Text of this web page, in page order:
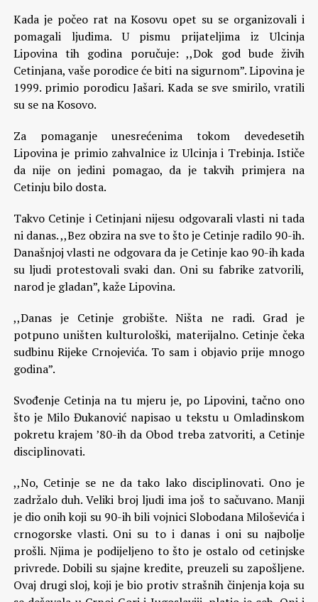
Kada je počeo rat na Kosovu opet su se organizovali i
pomagali ljudima. U pismu prijateljima iz Ulcinja
Lipovina tih godina poručuje: ,,Dok god bude živih
Cetinjana, vaše porodice će biti na sigurnom”. Lipovina je
1999. primio porodicu Jašari. Kada se sve smirilo, vratili
su se na Kosovo.
Za pomaganje unesrećenima tokom devedesetih
Lipovina je primio zahvalnice iz Ulcinja i Trebinja. Ističe
da nije on jedini pomagao, da je takvih primjera na
Cetinju bilo dosta.
Takvo Cetinje i Cetinjani nijesu odgovarali vlasti ni tada
ni danas. ,,Bez obzira na sve to što je Cetinje radilo 90-ih.
Današnjoj vlasti ne odgovara da je Cetinje kao 90-ih kada
su ljudi protestovali svaki dan. Oni su fabrike zatvorili,
narod je gladan”, kaže Lipovina.
,,Danas je Cetinje grobište. Ništa ne radi. Grad je
potpuno uništen kulturološki, materijalno. Cetinje čeka
sudbinu Rijeke Crnojevića. To sam i objavio prije mnogo
godina”.
Svođenje Cetinja na tu mjeru je, po Lipovini, tačno ono
što je Milo Đukanović napisao u tekstu u Omladinskom
pokretu krajem ’80-ih da Obod treba zatvoriti, a Cetinje
disciplinovati.
,,No, Cetinje se ne da tako lako disciplinovati. Ono je
zadržalo duh. Veliki broj ljudi ima još to sačuvano. Manji
je dio onih koji su 90-ih bili vojnici Slobodana Miloševića i
crnogorske vlasti. Oni su to i danas i oni su najbolje
prošli. Njima je podijeljeno to što je ostalo od cetinjske
privrede. Dobili su sjajne kredite, preuzeli su zapošljene.
Ovaj drugi sloj, koji je bio protiv strašnih činjenja koja su